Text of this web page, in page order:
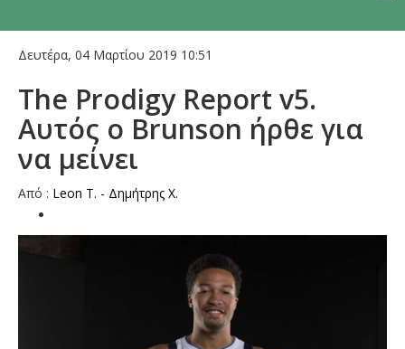
Δευτέρα, 04 Μαρτίου 2019 10:51
The Prodigy Report v5.
Αυτός ο Brunson ήρθε για
να μείνει
Aπό : Leon T. - Δημήτρης Χ.